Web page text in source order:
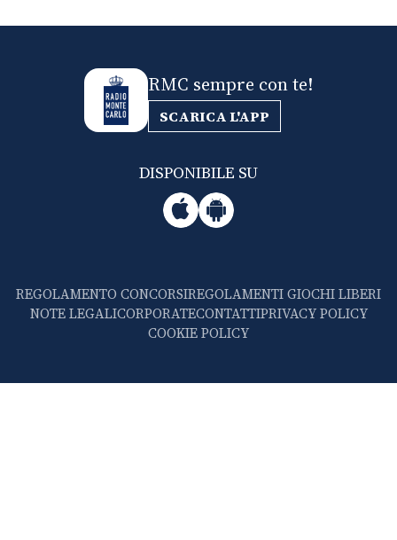
RMC sempre con te!
SCARICA L'APP
DISPONIBILE SU
REGOLAMENTO CONCORSIREGOLAMENTI GIOCHI LIBERI
NOTE LEGALICORPORATECONTATTIPRIVACY POLICY
COOKIE POLICY